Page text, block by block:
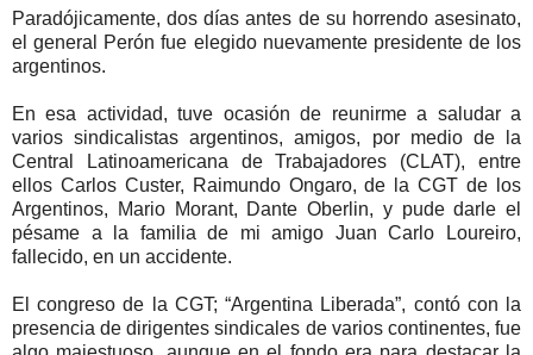
Paradójicamente, dos días antes de su horrendo asesinato,
el general Perón fue elegido nuevamente presidente de los
argentinos.
En esa actividad, tuve ocasión de reunirme a saludar a
varios sindicalistas argentinos, amigos, por medio de la
Central Latinoamericana de Trabajadores (CLAT), entre
ellos Carlos Custer, Raimundo Ongaro, de la CGT de los
Argentinos, Mario Morant, Dante Oberlin, y pude darle el
pésame a la familia de mi amigo Juan Carlo Loureiro,
fallecido, en un accidente.
El congreso de la CGT; “Argentina Liberada”, contó con la
presencia de dirigentes sindicales de varios continentes, fue